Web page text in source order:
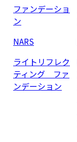
ファンデーショ
ン
NARS
ライトリフレク
ティング ファ
ンデーション